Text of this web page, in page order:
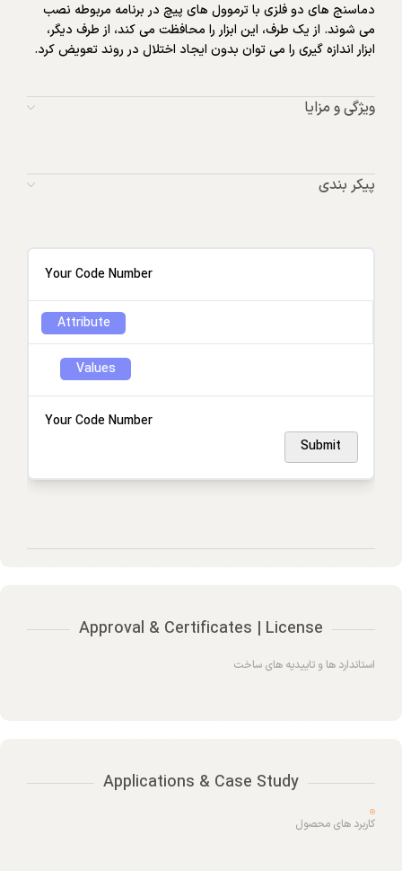
دماسنج های دو فلزی با ترموول های پیچ در برنامه مربوطه نصب
می شوند. از یک طرف، این ابزار را محافظت می کند، از طرف دیگر،
ابزار اندازه گیری را می توان بدون ایجاد اختلال در روند تعویض کرد.
ویژگی و مزایا
پیکر بندی
Your Code Number
Attribute
Values
Your Code Number
Submit
Approval & Certificates | License
استاندارد ها و تاییدیه های ساخت
Applications & Case Study
کاربرد های محصول